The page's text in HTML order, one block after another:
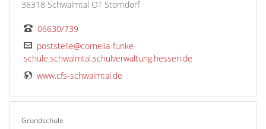
36318 Schwalmtal OT Storndorf
06630/739
poststelle@cornelia-funke-
schule.schwalmtal.schulverwaltung.hessen.de
www.cfs-schwalmtal.de
Grundschule